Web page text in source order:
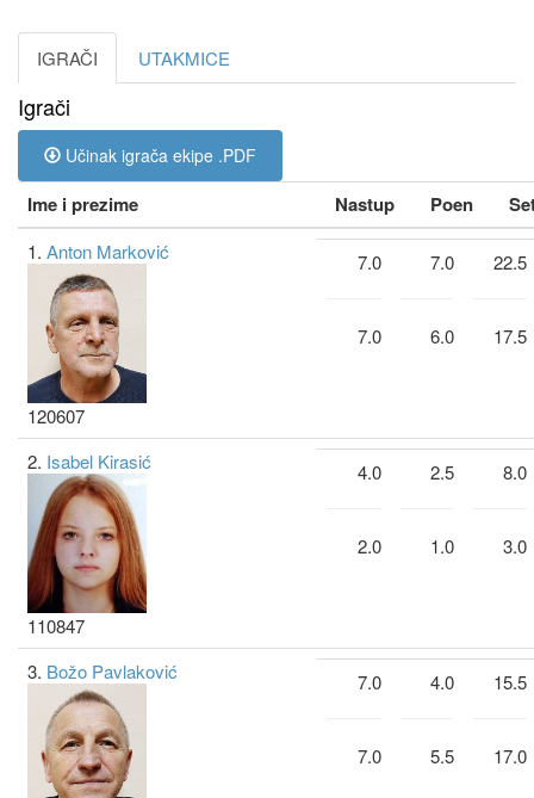
IGRAČI UTAKMICE
Igrači
Učinak igrača ekipe .PDF
Ime i prezime Nastup Poen
1. Anton Marković
120607
7.0
7.0
7.0
6.0
22.5
17.5
2. Isabel Kirasić
110847
4.0
2.0
2.5
1.0
8.0
3.0
3. Božo Pavlaković 7.0
7.0
4.0
5.5
15.5
17.0